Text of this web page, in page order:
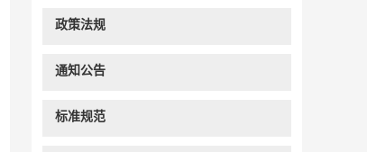
政策法规
通知公告
标准规范